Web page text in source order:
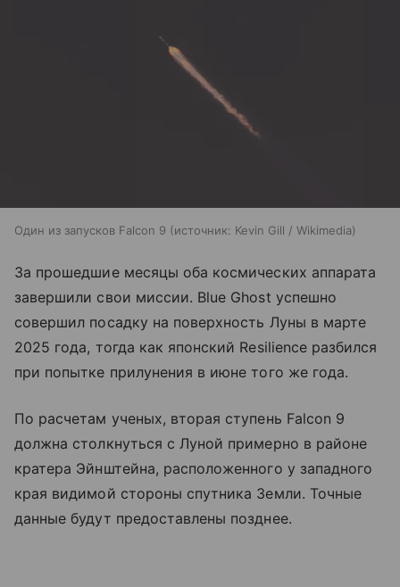
Один из запусков Falcon 9 источник: Kevin Gill / Wikimedia
За прошедшие месяцы оба космических аппарата
завершили свои миссии. Blue Ghost успешно
совершил посадку на поверхность Луны в марте
2025 года, тогда как японский Resilience разбился
при попытке прилунения в июне того же года.
По расчетам ученых, вторая ступень Falcon 9
должна столкнуться с Луной примерно в районе
кратера Эйнштейна, расположенного у западного
края видимой стороны спутника Земли. Точные
данные будут предоставлены позднее.